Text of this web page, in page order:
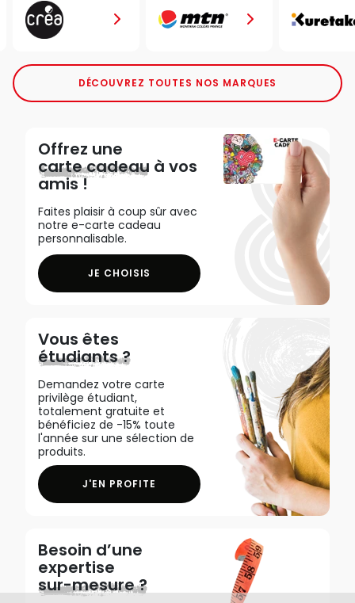
DÉCOUVREZ TOUTES NOS MARQUES
Offrez une
carte cadeau à vos
amis !
Faites plaisir à coup sûr avec
notre e-carte cadeau
personnalisable.
JE CHOISIS
Vous êtes
étudiants ?
Demandez votre carte
privilège étudiant,
totalement gratuite et
bénéficiez de -15% toute
l'année sur une sélection de
produits.
J'EN PROFITE
Besoin d’une
expertise
sur-mesure ?